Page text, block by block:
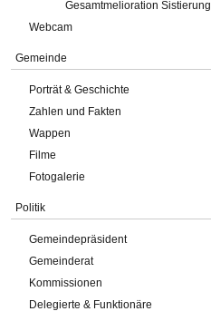
Gesamtmelioration Sistierung
Webcam
Gemeinde
Porträt & Geschichte
Zahlen und Fakten
Wappen
Filme
Fotogalerie
Politik
Gemeindepräsident
Gemeinderat
Kommissionen
Delegierte & Funktionäre